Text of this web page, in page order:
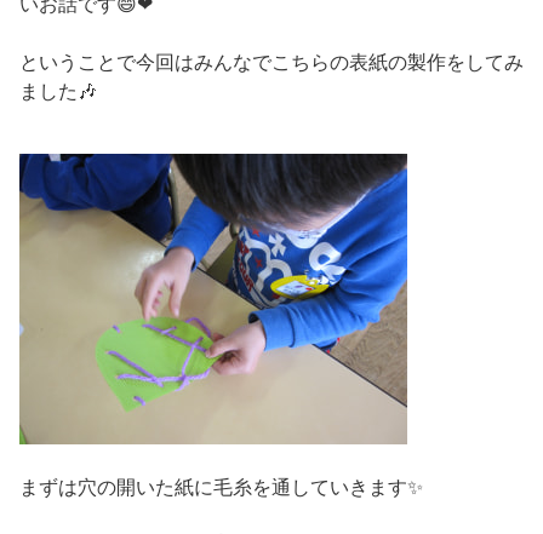
いお話です😄❤
ということで今回はみんなでこちらの表紙の製作をしてみ
ました🎶
まずは穴の開いた紙に毛糸を通していきます✨